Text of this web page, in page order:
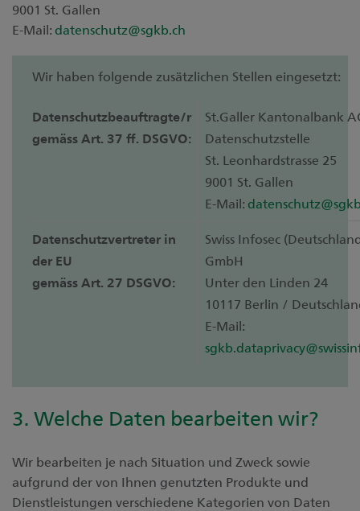
9001 St. Gallen
E-Mail:datenschutz@sgkb.ch
Wir haben folgende zusätzlichen Stellen eingesetzt:
Datenschutzbeauftragte/r
gemäss Art. 37 ff. DSGVO:
St.Galler Kantonalbank
Datenschutzstelle
St. Leonhardstrasse 25
9001 St. Gallen
E-Mail:
Datenschutzvertreter in
der EU
gemäss Art. 27 DSGVO:
Swiss Infosec
GmbH
Unter den Linden 24
10117 Berlin /
E-Mail:
3. Welche Daten bearbeiten wir?
Wir bearbeiten je nach Situation und Zweck sowie
aufgrund der von Ihnen genutzten Produkte und
Dienstleistungen verschiedene Kategorien von Daten